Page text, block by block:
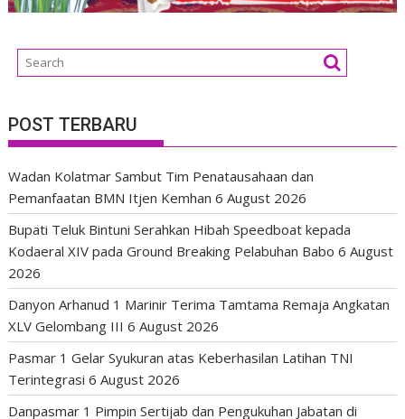
POST TERBARU
Wadan Kolatmar Sambut Tim Penatausahaan dan
Pemanfaatan BMN Itjen Kemhan 6 August 2026
Bupati Teluk Bintuni Serahkan Hibah Speedboat kepada
Kodaeral XIV pada Ground Breaking Pelabuhan Babo 6 August
2026
Danyon Arhanud 1 Marinir Terima Tamtama Remaja Angkatan
XLV Gelombang III 6 August 2026
Pasmar 1 Gelar Syukuran atas Keberhasilan Latihan TNI
Terintegrasi 6 August 2026
Danpasmar 1 Pimpin Sertijab dan Pengukuhan Jabatan di